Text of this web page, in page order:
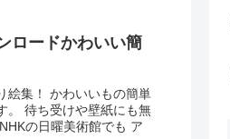
ロードかわいい簡
絵集！ かわいいもの簡単
。 待ち受けや壁紙にも無
の日曜美術館でも ア